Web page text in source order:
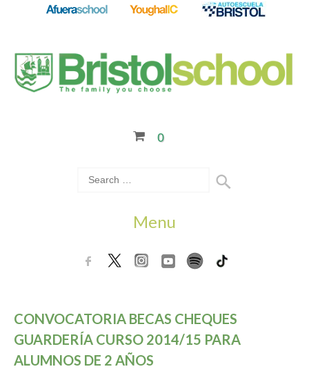
0
Menu
CONVOCATORIA BECAS CHEQUES
GUARDERÍA CURSO 2014/15 PARA
ALUMNOS DE 2 AÑOS